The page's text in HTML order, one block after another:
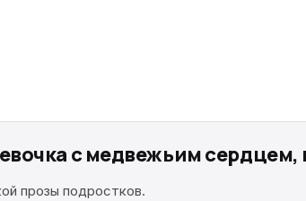
с медвежьим сердцем,
прозы подростков.